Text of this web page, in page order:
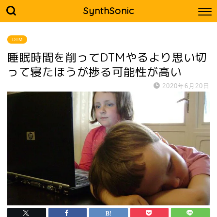
SynthSonic
DTM
睡眠時間を削ってDTMやるより思い切
って寝たほうが捗る可能性が高い
2020年6月20日